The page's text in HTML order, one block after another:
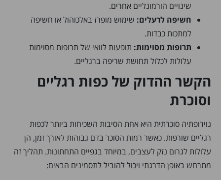
שינויים הורמונליים אחרים.
חשיפה לרעלים: שימוש מופרז באלכוהול או חשיפה
למתכות כבדות.
תרופות מסוימות: תופעות לוואי של תרופות מסוימות
עלולות לכלול תחושת שריפה ברגליים.
הקשר ההדוק של כפות רגליים
וסוכרת
נוירופתיה סוכרתית היא אחת הסיבות השכיחות ביותר לכפות
רגליים שורפות. כאשר רמות הסוכר בדם גבוהות לאורך זמן, הן
עלולות לגרום נזק לעצבים, במיוחד בגפיים התחתונות. תהליך זה
מתרחש באופן הדרגתי ויכול להוביל לתסמינים הבאים: